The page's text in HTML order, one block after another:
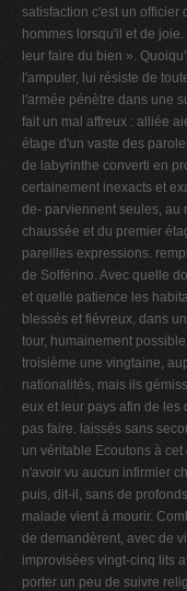
satisfaction c'est un officier
hommes lorsqu'il et de joie.
leur faire du bien ».
l'amputer, lui résiste de
l'armée pénètre dans une
fait un mal affreux : alliée
étage d'un vaste des
de labyrinthe converti en
certainement inexacts et
de- parviennent seules, au
chaussée et du premier
pareilles expressions.
de Solférino. Avec quelle
et quelle patience les
blessés et fiévreux, dans
tour, humainement
troisième une vingtaine,
nationalités, mais ils
eux et leur pays afin de les
pas faire. laissés sans
un véritable Ecoutons à
n'avoir vu aucun infirmier
puis, dit-il, sans de
malade vient à mourir.
de demandèrent, avec de
improvisées vingt-cinq lits
porter un peu de suivre